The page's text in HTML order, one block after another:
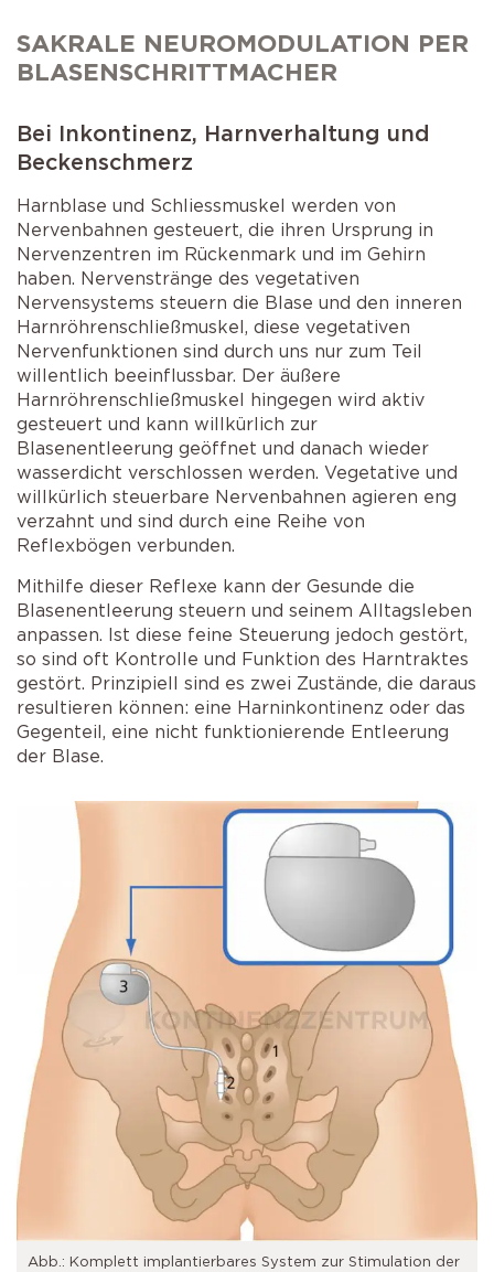
SAKRALE NEUROMODULATION PER
BLASENSCHRITTMACHER
Bei Inkontinenz, Harnverhaltung und
Beckenschmerz
Harnblase und Schliessmuskel werden von
Nervenbahnen gesteuert, die ihren Ursprung in
Nervenzentren im Rückenmark und im Gehirn
haben. Nervenstränge des vegetativen
Nervensystems steuern die Blase und den inneren
Harnröhrenschließmuskel, diese vegetativen
Nervenfunktionen sind durch uns nur zum Teil
willentlich beeinflussbar. Der äußere
Harnröhrenschließmuskel hingegen wird aktiv
gesteuert und kann willkürlich zur
Blasenentleerung geöffnet und danach wieder
wasserdicht verschlossen werden. Vegetative und
willkürlich steuerbare Nervenbahnen agieren eng
verzahnt und sind durch eine Reihe von
Reflexbögen verbunden.
Mithilfe dieser Reflexe kann der Gesunde die
Blasenentleerung steuern und seinem Alltagsleben
anpassen. Ist diese feine Steuerung jedoch gestört,
so sind oft Kontrolle und Funktion des Harntraktes
gestört. Prinzipiell sind es zwei Zustände, die daraus
resultieren können: eine Harninkontinenz oder das
Gegenteil, eine nicht funktionierende Entleerung
der Blase.
Abb.: Komplett implantierbares System zur Stimulation der
AMS 800 Schliessmuskelprothese
Schliessmuskelprothese
Operation bei Senkungen
Schlaganfall